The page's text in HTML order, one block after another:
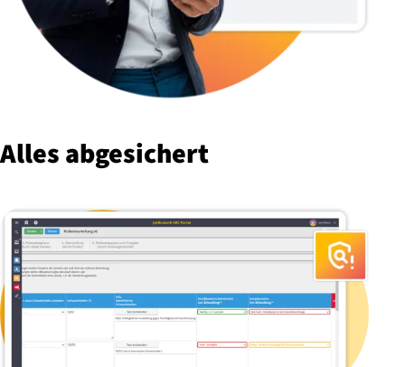
Alles abgesichert